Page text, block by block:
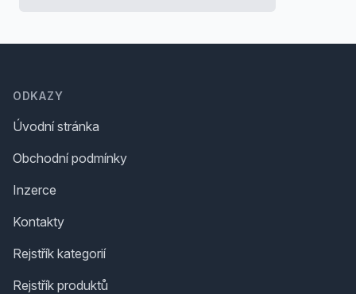
ODKAZY
Úvodní stránka
Obchodní podmínky
Inzerce
Kontakty
Rejstřík kategorií
Rejstřík produktů